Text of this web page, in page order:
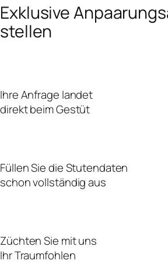
Exklusive
stellen
Ihre Anfrage landet
direkt beim Gestüt
Füllen Sie die Stutendaten
schon vollständig aus
Züchten Sie mit uns
Ihr Traumfohlen